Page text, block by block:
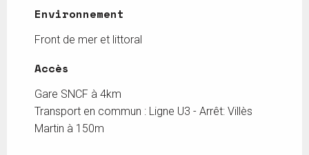
Environnement
Environnement
Front de mer et littoral
Accès
Accès
Gare SNCF à 4km
Transport en commun : Ligne U3 - Arrêt: Villès
Martin à 150m